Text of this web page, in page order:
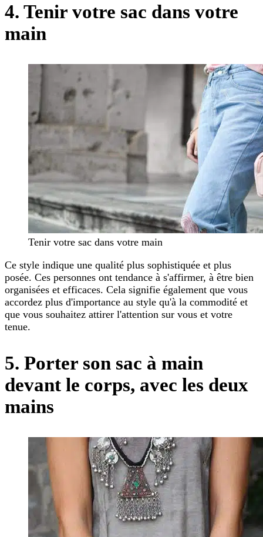
4. Tenir votre sac dans votre
main
Tenir votre sac dans votre main
Ce style indique une qualité plus sophistiquée et plus
posée. Ces personnes ont tendance à s'affirmer, à être bien
organisées et efficaces. Cela signifie également que vous
accordez plus d'importance au style qu'à la commodité et
que vous souhaitez attirer l'attention sur vous et votre
tenue.
5. Porter son sac à main
devant le corps, avec les deux
mains